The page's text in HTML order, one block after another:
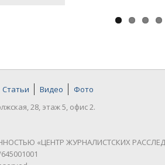
Статьи Видео
Фото
28, этаж 5, офис 2.
«ЦЕНТР ЖУРНАЛИСТСКИХ